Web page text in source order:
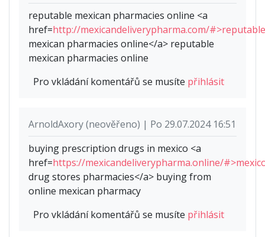
reputable mexican pharmacies online <a
href=http://mexicandeliverypharma.com/#>reputable
mexican pharmacies online</a> reputable
mexican pharmacies online
Pro vkládání komentářů se musíte přihlásit
ArnoldAxory (neověřeno) | Po 29.07.2024 16:51
buying prescription drugs in mexico <a
href=https://mexicandeliverypharma.online/
drug stores pharmacies</a> buying from
online mexican pharmacy
Pro vkládání komentářů se musíte přihlásit